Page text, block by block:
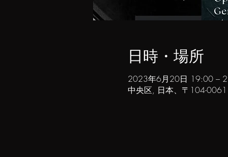
日時・場所
2023年6月20日 19:00 –
中央区, 日本、〒104-